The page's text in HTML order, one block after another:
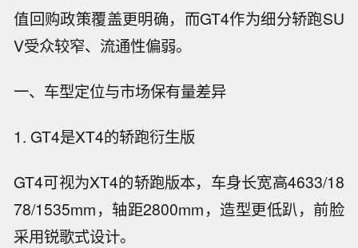
值回购政策覆盖更明确，而GT4作为细分轿跑SU
V受众较窄、流通性偏弱。
一、车型定位与市场保有量差异
1. GT4是XT4的轿跑衍生版
GT4可视为XT4的轿跑版本，车身长宽高4633/18
78/1535mm，轴距2800mm，造型更低趴，前脸
采用锐歌式设计。